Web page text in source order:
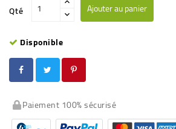
Qté Ajouter au panier
Disponible
Paiement 100% sécurisé